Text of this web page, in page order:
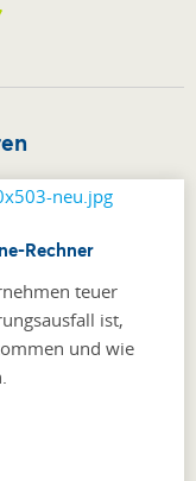
Rechner
teuer
ist,
und wie